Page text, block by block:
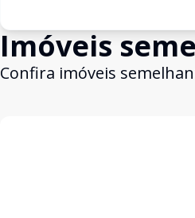
Imóveis
Confira imóveis